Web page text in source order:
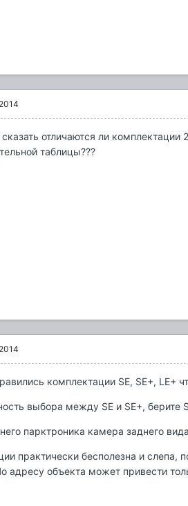
отличаются ли комплектации
таблицы???
комплектации SE, SE+, LE+
выбора между SE и SE+, берите
парктроника камера заднего
практически бесполезна и
адресу объекта может привести